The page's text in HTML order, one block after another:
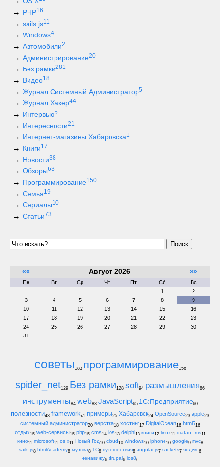
PHP16
sails.js11
Windows4
Автомобили2
Администрирование20
Без рамки281
Видео18
Журнал Системный Администратор5
Журнал Хакер44
Интервью5
Интересности21
Интернет-магазины Хабаровска1
Книги17
Новости38
Обзоры63
Программирование150
Семья19
Сериалы10
Статьи 73
Поиск
«« Август 2026 »»
Пн Вт Ср Чт Пт Сб
Вс
1
2
3
4 5 6 7 8
9
10
11 12 13 14 15
16
17
18 19 20 21 22
23
24
25 26 27 28 29
30
31
советы183 программирование156
spider_net129 Без рамки128 soft94 размышления86
инструменты84 web83 JavaScript65 1С:Предприятие60
полезности43 framework41 примеры25 Хабаровск24 OpenSource23 apple23
системный администратор20 верстка18 хостинг17 DigitalOcean16 html516
отдых15 web-сервисы15 php15 cms14 ios13 delphi13 книги12 linux11 diafan.cms11
кино11 microsoft11 os x11 Новый Год10 cloud10 windows10 iphone10 google9 mvc8
sails.js8 htmlAcademy8 музыка8 1С8 путешествия8 angular.js7 sockets7 яндекс6
ненавижу6 drupal6 ios86